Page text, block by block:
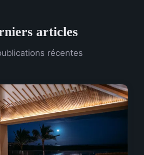
articles
récentes